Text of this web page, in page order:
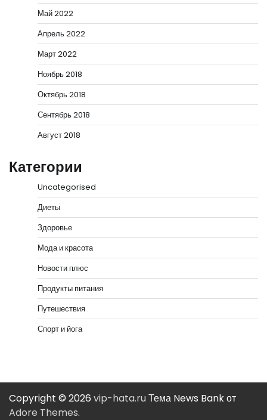
Май 2022
Апрель 2022
Март 2022
Ноябрь 2018
Октябрь 2018
Сентябрь 2018
Август 2018
Категории
Uncategorised
Диеты
Здоровье
Мода и красота
Новости плюс
Продукты питания
Путешествия
Спорт и йога
Copyright © 2026 vip-hata.ru Тема News Bank от
Adore Themes.